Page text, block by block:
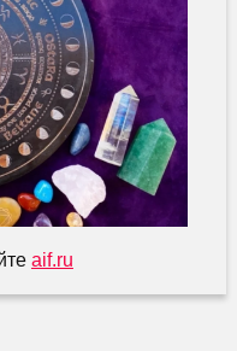
aif.ru